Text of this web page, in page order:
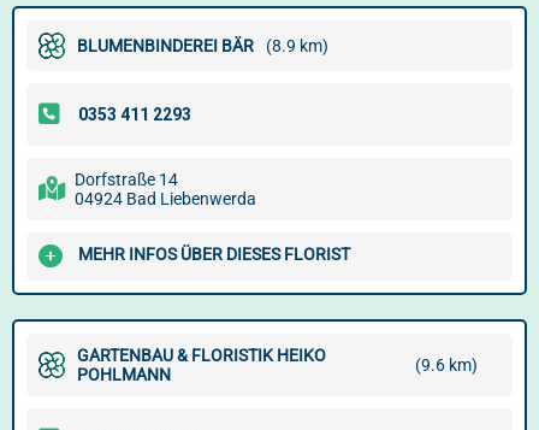
BLUMENBINDEREI BÄR (8.9 km)
Dorfstraße 14
04924 Bad Liebenwerda
MEHR INFOS ÜBER DIESES FLORIST
GARTENBAU & FLORISTIK HEIKO
POHLMANN
(9.6 km)